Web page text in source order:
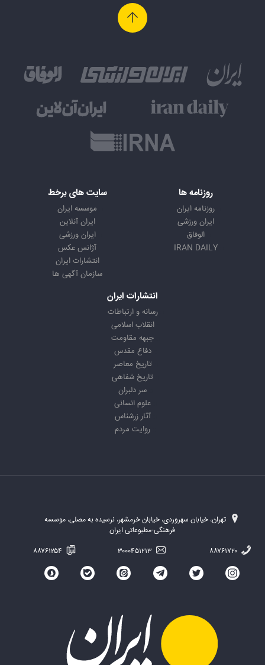
روزنامه ها
روزنامه ایران
ایران ورزشی
الوفاق
IRAN DAILY
سایت های برخط
موسسه ایران
ایران آنلاین
ایران ورزشی
آژانس عکس
انتشارات ایران
سازمان آگهی ها
انتشارات ایران
رسانه و ارتباطات
انقلاب اسلامی
جبهه مقاومت
دفاع مقدس
تاریخ معاصر
تاریخ شفاهی
سر دلبران
علوم انسانی
آثار زرشناس
روایت مردم
تهران، خیابان سهروردی، خیابان خرمشهر، نرسیده به مصلی، موسسه
فرهنگی-مطبوعاتی ایران